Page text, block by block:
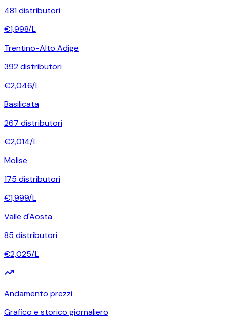
481distributori
€1,998/L
Trentino-Alto Adige
392distributori
€2,046/L
Basilicata
267 distributori
€2,014/L
Molise
175 distributori
€1,999/L
Valle d'Aosta
85 distributori
€2,025/L
Andamento prezzi
Grafico e storico giornaliero